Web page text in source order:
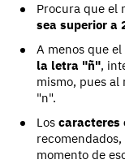
Procura que el
sea superior a
A menos que
la letra "ñ",
mismo, pues al
"n".
Los caracteres
momento de